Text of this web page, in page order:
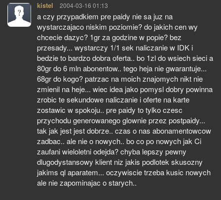
kistel pisze:
2004-03-16 01:13
a czy przypadkiem pre paidy nie sa juz na
wystarczajaco niskim poziomie? do jakich cen wy
chcecie dazyc? 1gr za godzine w popie? bez
przesady... wystarczy 1/1 sek naliczanie w IDK i
bedzie to bardzo dobra oferta.. bo 1zl do wsiech sieci a
80gr do 6 mln abonentow.. tego heja nie gwarantuje...
68gr do kogo? patrzac na moich znajomych nikt nie
zmienil na heje... wiec idea jako pomysl dobry powinna
zrobic te sekundowe naliczanie i oferte na karte
zostawic w spokoju.. pre paidy to tylko czesc
przychodu generowanego glownie przez postpaidy...
tak jak jest jest dobrze.. czas o nas abonamentowcow
zadbac.. ale nie o nowych.. bo co po nowych jak Ci
zaufani wieloletni odejda? chyba lepszy pewny
dlugodystansowy klient niz jakis podlotek skusozny
jakims ql aparatem... oczywiscie trzeba kusic nowych
ale nie zapominajac o starych..